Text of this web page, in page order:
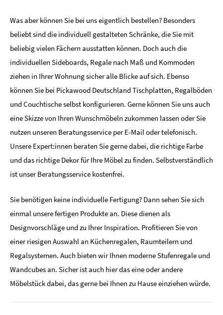
Was aber können Sie bei uns eigentlich bestellen? Besonders
beliebt sind die individuell gestalteten Schränke, die Sie mit
beliebig vielen Fächern ausstatten können. Doch auch die
individuellen Sideboards, Regale nach Maß und Kommoden
ziehen in Ihrer Wohnung sicher alle Blicke auf sich. Ebenso
können Sie bei Pickawood Deutschland Tischplatten, Regalböden
und Couchtische selbst konfigurieren. Gerne können Sie uns auch
eine Skizze von Ihren Wunschmöbeln zukommen lassen oder Sie
nutzen unseren Beratungsservice per E-Mail oder telefonisch.
Unsere Expert:innen beraten Sie gerne dabei, die richtige Farbe
und das richtige Dekor für Ihre Möbel zu finden. Selbstverständlich
ist unser Beratungsservice kostenfrei.
Sie benötigen keine individuelle Fertigung? Dann sehen Sie sich
einmal unsere fertigen Produkte an. Diese dienen als
Designvorschläge und zu Ihrer Inspiration. Profitieren Sie von
einer riesigen Auswahl an Küchenregalen, Raumteilern und
Regalsystemen. Auch bieten wir Ihnen moderne Stufenregale und
Wandcubes an. Sicher ist auch hier das eine oder andere
Möbelstück dabei, das gerne bei Ihnen zu Hause einziehen würde.